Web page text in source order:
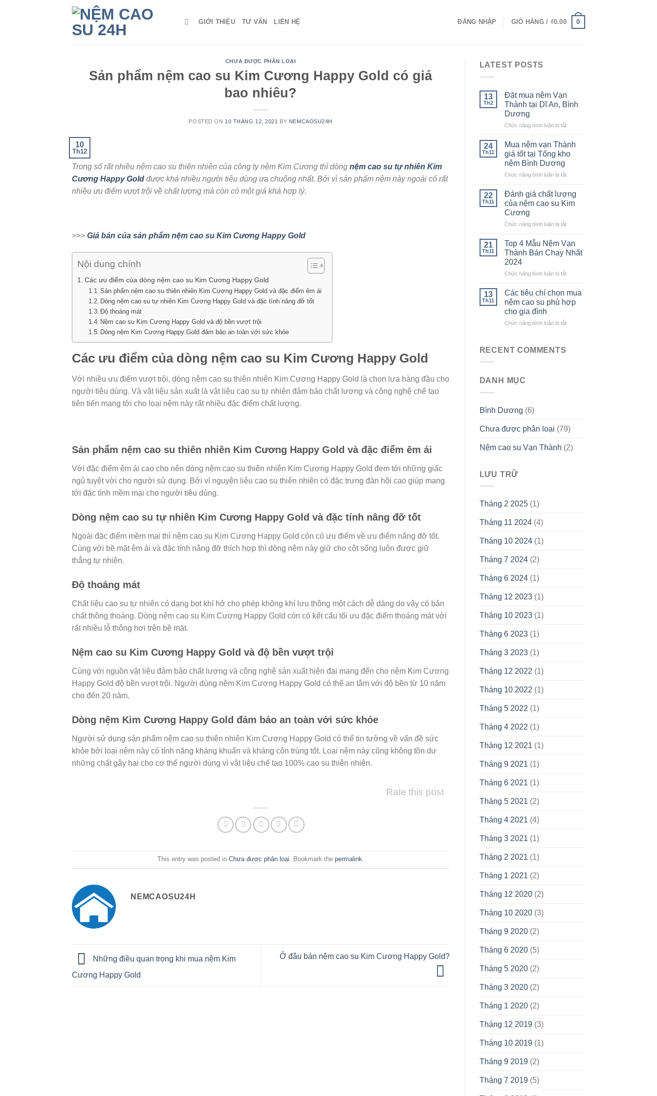
GIỚI THIỆU TƯ VẤN LIÊN HỆ ĐĂNG NHẬP GIỎ HÀNG / ₫0.00 0
CHƯA ĐƯỢC PHÂN LOẠI
Sản phẩm nệm cao su Kim Cương Happy Gold có giá
bao nhiêu?
POSTED ON 10 THÁNG 12, 2021 BY NEMCAOSU24H
10
Th12
Trong số rất nhiều nệm cao su thiên nhiên của công ty nệm Kim Cương thì dòng nệm cao su tự nhiên Kim
Cương Happy Gold được khá nhiều người tiêu dùng ưa chuộng nhất. Bởi vì sản phẩm nệm này ngoài có rất
nhiều ưu điểm vượt trội về chất lượng mà còn có một giá khá hợp lý.
>>> Giá bán của sản phẩm nệm cao su Kim Cương Happy Gold
Nội dung chính
Các ưu điểm của dòng nệm cao su Kim Cương Happy Gold
Sản phẩm nệm cao su thiên nhiên Kim Cương Happy Gold và đặc điểm êm ái
Dòng nệm cao su tự nhiên Kim Cương Happy Gold và đặc tính nâng đỡ tốt
Độ thoáng mát
Nệm cao su Kim Cương Happy Gold và độ bền vượt trội
Dòng nệm Kim Cương Happy Gold đảm bảo an toàn với sức khỏe
Các ưu điểm của dòng nệm cao su Kim Cương Happy Gold
Với nhiều ưu điểm vượt trội, dòng nệm cao su thiên nhiên Kim Cương Happy Gold là chọn lựa hàng đầu cho
người tiêu dùng. Và vật liệu sản xuất là vật liệu cao su tự nhiên đảm bảo chất lượng và công nghệ chế tạo
tiên tiến mang tới cho loại nệm này rất nhiều đặc điểm chất lượng.
Sản phẩm nệm cao su thiên nhiên Kim Cương Happy Gold và đặc điểm êm ái
Với đặc điểm êm ái cao cho nên dòng nệm cao su thiên nhiên Kim Cương Happy Gold đem tới những giấc
ngủ tuyệt vời cho người sử dụng. Bởi vì nguyên liệu cao su thiên nhiên có đặc trưng đàn hồi cao giúp mang
tới đặc tính mềm mại cho người tiêu dùng.
Dòng nệm cao su tự nhiên Kim Cương Happy Gold và đặc tính nâng đỡ tốt
Ngoài đặc điểm mềm mại thì nệm cao su Kim Cương Happy Gold còn có ưu điểm về ưu điểm nâng đỡ tốt.
Cùng với bề mặt êm ái và đặc tính nâng đỡ thích hợp thì dòng nệm này giữ cho cột sống luôn được giữ
thẳng tự nhiên.
Độ thoáng mát
Chất liệu cao su tự nhiên có dạng bọt khí hở cho phép không khí lưu thông một cách dễ dàng do vậy có bản
chất thông thoáng. Dòng nệm cao su Kim Cương Happy Gold còn có kết cấu tối ưu đặc điểm thoáng mát với
rất nhiều lỗ thông hơi trên bề mặt.
Nệm cao su Kim Cương Happy Gold và độ bền vượt trội
Cùng với nguồn vật liệu đảm bảo chất lượng và công nghệ sản xuất hiện đại mang đến cho nệm Kim Cương
Happy Gold độ bền vượt trội. Người dùng nệm Kim Cương Happy Gold có thể an tâm với độ bền từ 10 năm
cho đến 20 năm.
Dòng nệm Kim Cương Happy Gold đảm bảo an toàn với sức khỏe
Người sử dụng sản phẩm nệm cao su thiên nhiên Kim Cương Happy Gold có thể tin tưởng về vấn đề sức
khỏe bởi loại nệm này có tính năng kháng khuẩn và kháng côn trùng tốt. Loại nệm này cũng không tồn dư
những chất gây hại cho cơ thể người dùng vì vật liệu chế tạo 100% cao su thiên nhiên.
Rate this post
This entry was posted in Chưa được phân loại. Bookmark the permalink.
NEMCAOSU24H
Những điều quan trọng khi mua nệm Kim
Cương Happy Gold
Ở đâu bán nệm cao su Kim Cương Happy Gold?
LATEST POSTS
13
Th2
Đặt mua nệm Vạn
Thành tại Dĩ An, Bình
Dương
Chức năng bình luận bị tắtở
mua
Vạn
tại
An,
Bình
Dương
24
Th11
Mua nệm vạn Thành
giá tốt tại Tổng kho
nệm Bình Dương
Chức năng bình luận bị tắtở
vạn
Thành
tốt
Tổng
kho
nệm
Dương
22
Th11
Đánh giá chất lượng
của nệm cao su Kim
Cương
Chức năng bình luận bị tắtở
giá
chất
lượng
nệm
su
Cương
21
Th11
Top 4 Mẫu Nệm Vạn
Thành Bán Chạy Nhất
2024
Chức năng bình luận bị tắtở
Nệm
Thành
13
Th11
Các tiêu chí chọn mua
nệm cao su phù hợp
cho gia đình
Chức năng bình luận bị tắtở
đình
RECENT COMMENTS
DANH MỤC
Bình Dương (6)
Chưa được phân loại (79)
Nệm cao su Vạn Thành (2)
LƯU TRỮ
Tháng 2 2025(1)
Tháng 11 2024(4)
Tháng 10 2024(1)
Tháng 7 2024(2)
Tháng 6 2024(1)
Tháng 12 2023(1)
Tháng 10 2023(1)
Tháng 6 2023(1)
Tháng 3 2023(1)
Tháng 12 2022 (1)
Tháng 10 2022 (1)
Tháng 5 2022 (1)
Tháng 4 2022 (1)
Tháng 12 2021 (1)
Tháng 9 2021 (1)
Tháng 6 2021 (1)
Tháng 5 2021 (2)
Tháng 4 2021 (4)
Tháng 3 2021 (1)
Tháng 2 2021 (1)
Tháng 1 2021 (2)
Tháng 12 2020(2)
Tháng 10 2020(3)
Tháng 9 2020(2)
Tháng 6 2020(5)
Tháng 5 2020(2)
Tháng 3 2020(2)
Tháng 1 2020(2)
Tháng 12 2019(3)
Tháng 10 2019(1)
Tháng 9 2019(2)
Tháng 7 2019(5)